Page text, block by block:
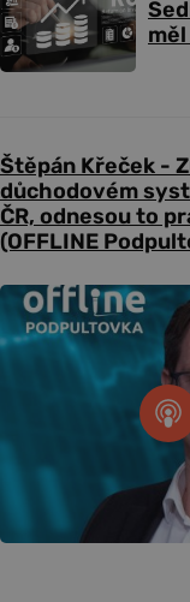
Štěpán Křeček -
důchodovém
ČR, odnesou to
(OFFLINE